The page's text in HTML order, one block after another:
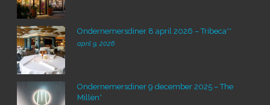
Ondernemersdiner 8 april 2026 – Tribeca**
april 9, 2026
Ondernemersdiner 9 december 2025 – The
Millèn*